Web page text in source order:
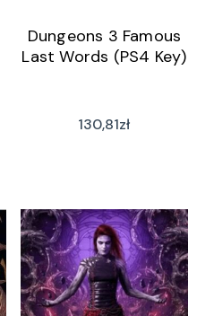
Dungeons 3 Famous
Last Words (PS4 Key)
130,81zł